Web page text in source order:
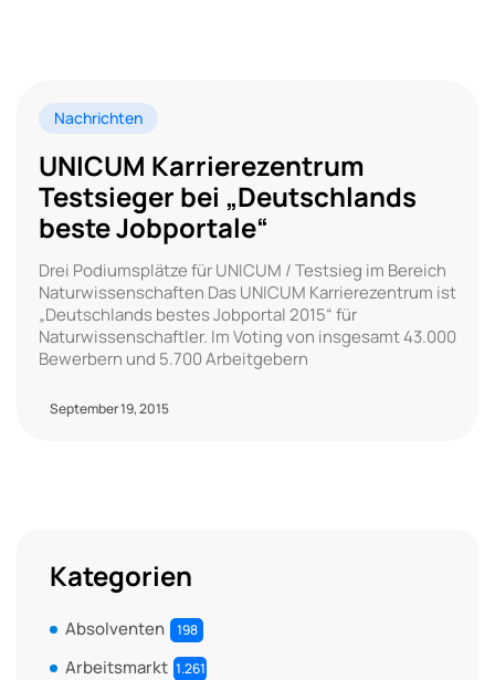
Nachrichten
UNICUM Karrierezentrum
Testsieger bei „Deutschlands
beste Jobportale“
Drei Podiumsplätze für UNICUM / Testsieg im Bereich
Naturwissenschaften Das UNICUM Karrierezentrum ist
„Deutschlands bestes Jobportal 2015“ für
Naturwissenschaftler. Im Voting von insgesamt 43.000
Bewerbern und 5.700 Arbeitgebern
September 19, 2015
Kategorien
Absolventen 198
Arbeitsmarkt 1.261